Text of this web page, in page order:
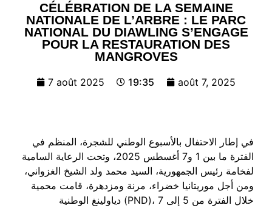
CÉLÉBRATION DE LA SEMAINE
NATIONALE DE L’ARBRE : LE PARC
NATIONAL DU DIAWLING S’ENGAGE
POUR LA RESTAURATION DES
MANGROVES
7 août 2025 19:35 août 7, 2025
في إطار الاحتفال بالأسبوع الوطني للشجرة، المنظم في
الفترة ما بين 1 و7 أغسطس 2025، وتحت الرعاية السامية
لفخامة رئيس الجمهورية، السيد محمد ولد الشيخ الغزواني،
ومن أجل موريتانيا خضراء، مرنة ومزدهرة، قامت محمية
دياولينغ الوطنية (PND)، خلال الفترة من 5 إلى 7